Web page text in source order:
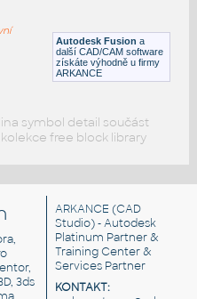
Autodesk Fusion a
další CAD/CAM software
získáte výhodně u firmy
ARKANCE
symbol detail součást
free block library
3ds
ARKANCE (CAD
Studio) - Autodesk
Platinum Partner &
Training Center &
Services Partner
KONTAKT: